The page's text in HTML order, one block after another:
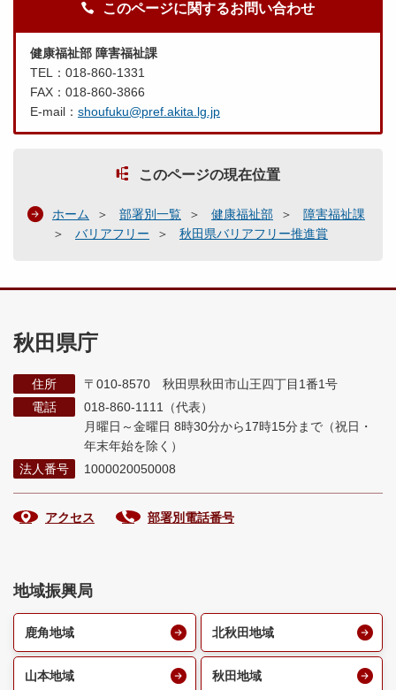
このページに関するお問い合わせ
健康福祉部 障害福祉課
TEL：018-860-1331
FAX：018-860-3866
E-mail： shoufuku@pref.akita.lg.jp
このページの現在位置
ホーム 部署別一覧 健康福祉部
障害福祉課
バリアフリー
秋田県バリアフリー推進賞
秋田県庁
住所
〒010-8570 秋田県秋田市山王四丁目1番1号
電話
018-860-1111（代表）
月曜日～金曜日 8時30分から17時15分まで （祝日・
年末年始を除く）
法人番号
1000020050008
アクセス 部署別電話番号
地域振興局
鹿角地域 北秋田地域
山本地域 秋田地域